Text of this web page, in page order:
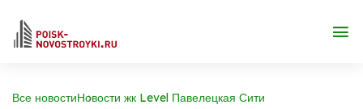
Все новостиНовости жк Level Павелецкая Сити